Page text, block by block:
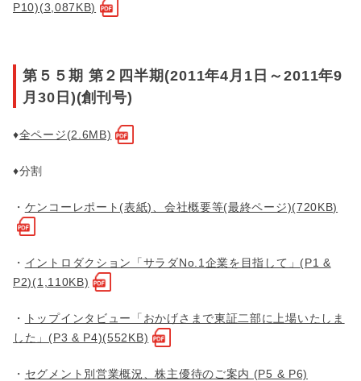
P10)(3,087KB)
第５５期 第２四半期(2011年4月1日～2011年9
月30日)(創刊号)
♦全ページ(2.6MB)
♦分割
・ ケンコーレポート(表紙)、会社概要等(最終ページ)(720KB)
・ イントロダクション「サラダNo.1企業を目指して」(P1 &
P2)(1,110KB)
・
トップインタビュー「おかげさまで東証二部に上場いたしま
した」(P3 & P4)(552KB)
・ セグメント別営業概況、株主優待のご案内 (P5 & P6)